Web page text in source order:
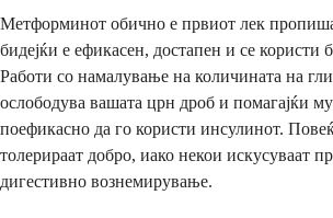
Метформинот обично е првиот лек
бидејќи е ефикасен, достапен и се користи
Работи со намалување на количината на
ослободува вашата црн дроб и помагајќи
поефикасно да го користи инсулинот.
толерираат добро, иако некои искусуваат
дигестивно вознемирување.